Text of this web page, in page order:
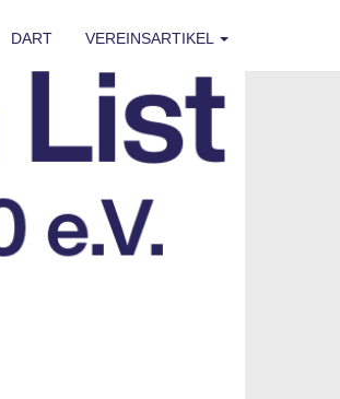
DART VEREINSARTIKEL